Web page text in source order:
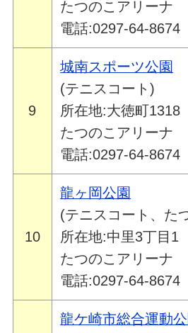
たつのこアリーナ
電話:0297-64-8674
9
城南スポーツ公園
(テニスコート)
所在地:大徳町1318
たつのこアリーナ
電話:0297-64-8674
10
龍ヶ岡公園
(テニスコート、た
所在地:中里3丁目1
たつのこアリーナ
電話:0297-64-8674
龍ケ崎市総合運動